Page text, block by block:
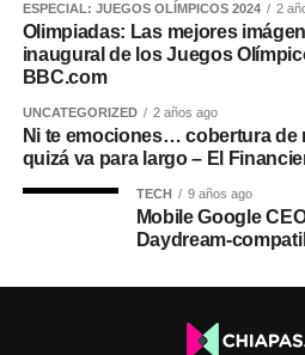
ESPECIAL: JUEGOS OLÍMPICOS 2024 2
Olimpiadas: Las mejores
inaugural de los Juegos
BBC.com
UNCATEGORIZED 2 años ago
Ni te emociones… cobertura de
quizá va para largo – El
TECH 9 años ago
Mobile Google
Daydream-